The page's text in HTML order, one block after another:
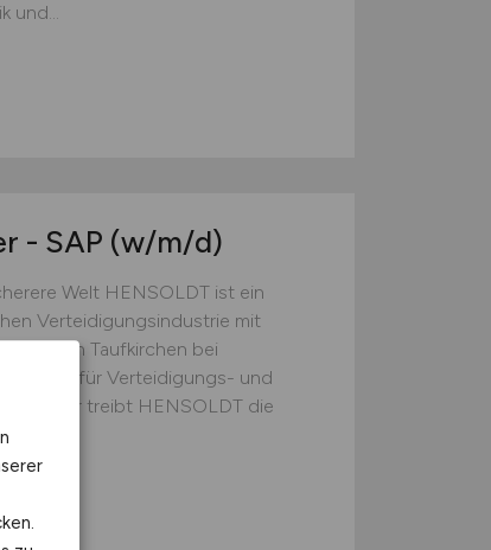
und...
- SAP (w/m/d)
Welt HENSOLDT ist ein
Verteidigungsindustrie mit
Sitz in Taufkirchen bei
für Verteidigungs- und
treibt HENSOLDT die